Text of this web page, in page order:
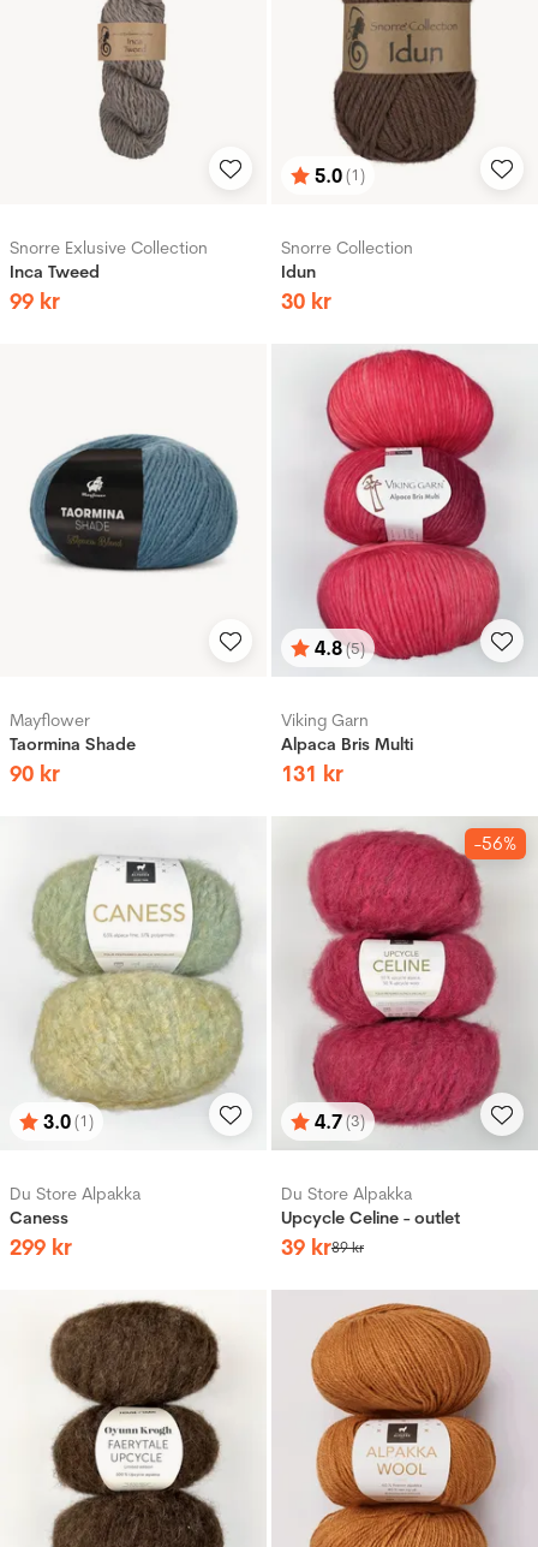
Snorre Exlusive Collection
Inca Tweed
99 kr
Betyg:
5.0(1)
utav 5 stjärnor
Snorre Collection
Idun
30 kr
Mayflower
Taormina Shade
90 kr
Betyg:
4.8(5)
utav 5 stjärnor
Viking Garn
Alpaca Bris Multi
131 kr
Betyg:
3.0(1)
utav 5 stjärnor
Du Store Alpakka
Caness
299 kr
-56%
Betyg:
4.7(3)
utav 5 stjärnor
Du Store Alpakka
Upcycle Celine - outlet
39 kr89kr